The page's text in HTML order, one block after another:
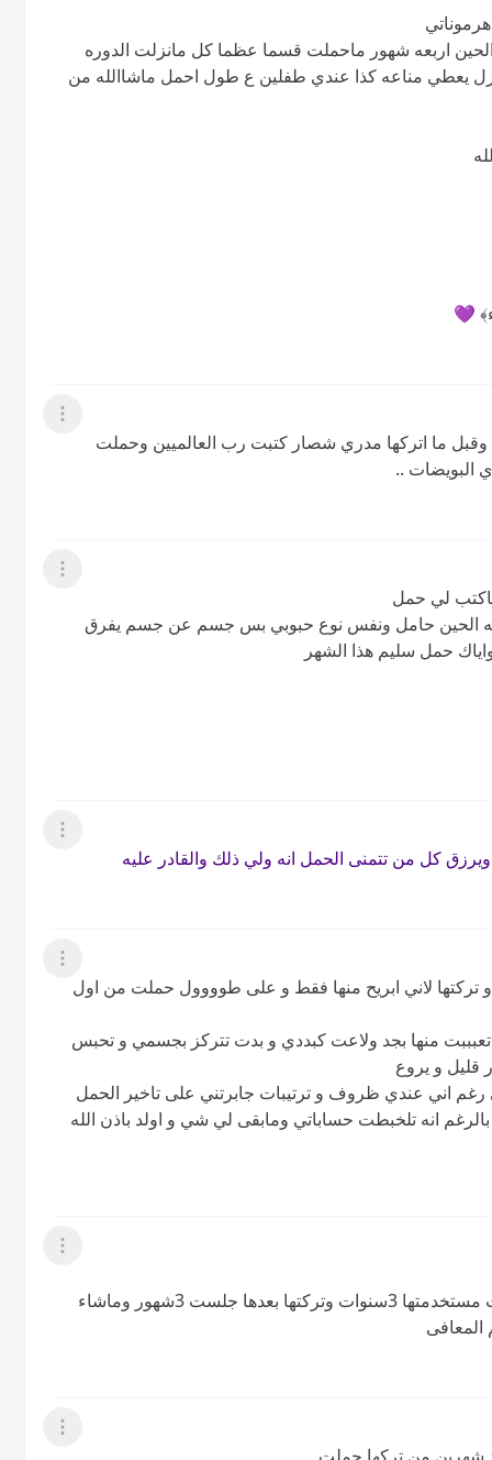
اربعه شهور ماحملت قسما عظما كل مانزلت الدوره
يعطي مناعه كذا عندي طفلين ع طول احمل ماشاالله من
💜
عرض القائمة
حبوب جينيراا 3 سنوات ونص وقبل ما اتركها مدري شصار كتبت رب العالميين وحملت
البويضات ..
عرض القائمة
لي حمل
الله الحين حامل ونفس نوع حبوبي بس جسم عن جسم يفرق
حمل سليم هذا الشهر
عرض القائمة
كل من تتمنى الحمل انه ولي ذلك والقادر عليه
عرض القائمة
تركتها لاني ابريح منها فقط و على طوووول حملت من اول
منها بجد ولاعت كبددي و بدت تتركز بجسمي و تحبس
قليل و يروع
اني عندي ظروف و ترتيبات جابرتني على تاخير الحمل
انه تلخبطت حساباتي ومابقى لي شي و اولد باذن الله
عرض القائمة
على حسب الجسم لي انه يختلف بس حماتي كانت مستخدمتها 3سنوات وتركتها بعدها جلست 3شهور وماشاء
عرض القائمة